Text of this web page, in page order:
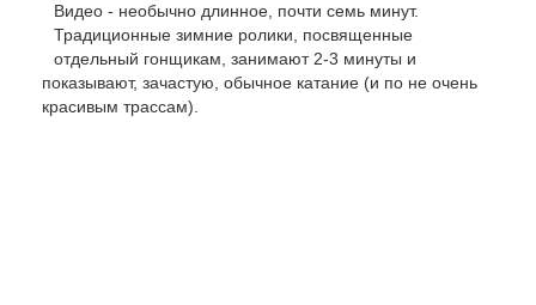
Видео - необычно длинное, почти семь минут.
Традиционные зимние ролики, посвященные
отдельный гонщикам, занимают 2-3 минуты и
показывают, зачастую, обычное катание (и по не очень
красивым трассам).